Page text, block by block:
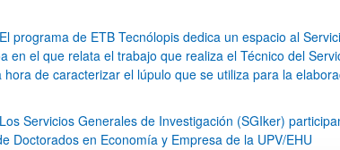
programa de ETB Tecnólopis dedica un espacio al
en el que relata el trabajo que realiza el Técnico del
hora de caracterizar el lúpulo que se utiliza para la
Servicios Generales de Investigación (SGIker)
Doctorados en Economía y Empresa de la UPV/EHU